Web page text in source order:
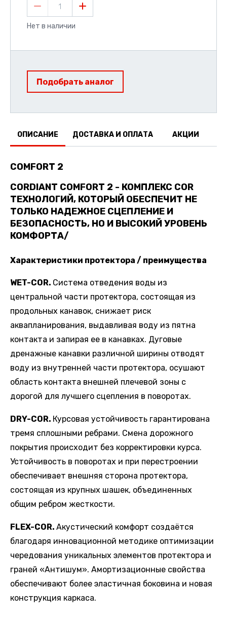
1
Нет в наличии
Подобрать аналог
ОПИСАНИЕ ДОСТАВКА И ОПЛАТА АКЦИИ
COMFORT 2
CORDIANT COMFORT 2 - КОМПЛЕКС COR
ТЕХНОЛОГИЙ, КОТОРЫЙ ОБЕСПЕЧИТ НЕ
ТОЛЬКО НАДЕЖНОЕ СЦЕПЛЕНИЕ И
БЕЗОПАСНОСТЬ, НО И ВЫСОКИЙ УРОВЕНЬ
КОМФОРТА/
Характеристики протектора / преимущества
WET-COR. Система отведения воды из
центральной части протектора, состоящая из
продольных канавок, снижает риск
аквапланирования, выдавливая воду из пятна
контакта и запирая ее в канавках. Дуговые
дренажные канавки различной ширины отводят
воду из внутренней части протектора, осушают
область контакта внешней плечевой зоны с
дорогой для лучшего сцепления в поворотах.
DRY-COR. Курсовая устойчивость гарантирована
тремя сплошными ребрами. Смена дорожного
покрытия происходит без корректировки курса.
Устойчивость в поворотах и при перестроении
обеспечивает внешняя сторона протектора,
состоящая из крупных шашек, объединенных
общим ребром жесткости.
FLEX-COR. Акустический комфорт создаётся
благодаря инновационной методике оптимизации
чередования уникальных элементов протектора и
граней «Антишум». Амортизационные свойства
обеспечивают более эластичная боковина и новая
конструкция каркаса.